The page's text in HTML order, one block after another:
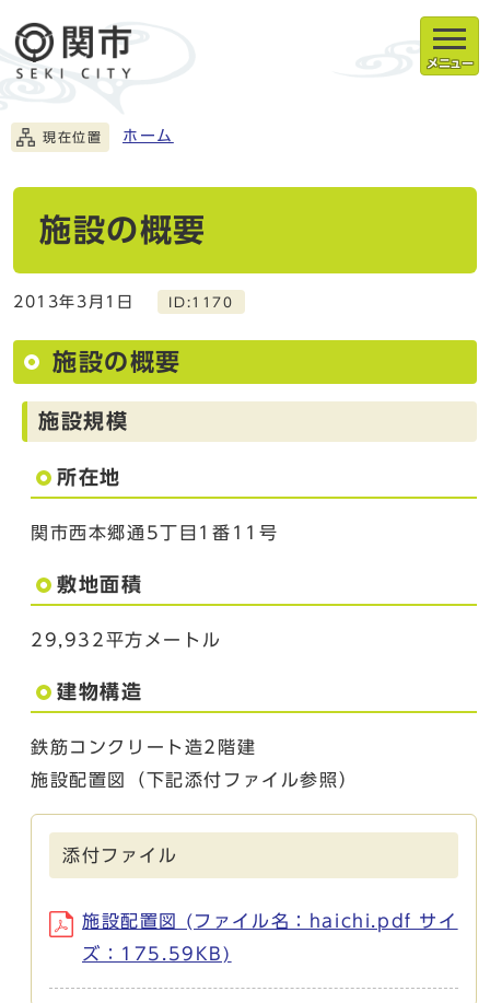
メニュー
現在位置 ホーム
施設の概要
2013年3月1日 ID:1170
施設の概要
施設規模
所在地
関市西本郷通5丁目1番11号
敷地面積
29,932平方メートル
建物構造
鉄筋コンクリート造2階建
施設配置図（下記添付ファイル参照）
添付ファイル
施設配置図 (ファイル名：haichi.pdf サイ
ズ：175.59KB)